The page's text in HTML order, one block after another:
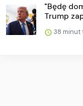
"Będę
Trump
38 minut